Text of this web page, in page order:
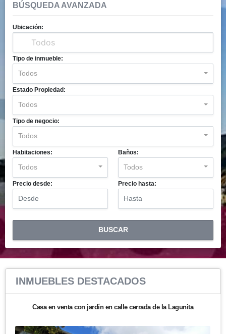
BÚSQUEDA AVANZADA
Ubicación:
Tipo de inmueble:
Todos
Estado Propiedad:
Todos
Tipo de negocio:
Todos
Habitaciones:
Todos
Baños:
Todos
Precio desde: Precio hasta:
BUSCAR
INMUEBLES DESTACADOS
Casa en venta con jardín en calle cerrada de la Lagunita